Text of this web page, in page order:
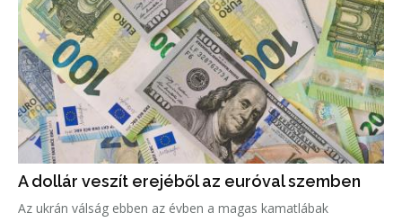
A dollár veszít erejéből az euróval szemben
Az ukrán válság ebben az évben a magas kamatlábak